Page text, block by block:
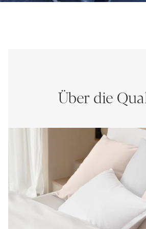
Über die